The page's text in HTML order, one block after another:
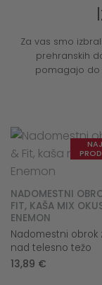
Za vas smo
prehranskih
pomagajo do
NADOMESTNI
FIT, KAŠA MIX
ENEMON
Nadomestni obrok
nad telesno težo
13,89 €